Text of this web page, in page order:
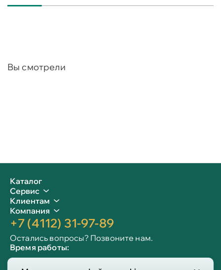
Вы смотрели
Каталог
Сервис
Клиентам
Компания
+7 (4112) 31-97-89
Остались вопросы? Позвоните нам.
Время работы: